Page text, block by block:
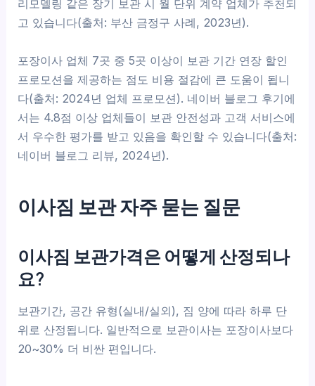
리모델링 같은 장기 보관 시 월 단위 계약 업체가 추천되
고 있습니다(출처: 부산 금정구 사례, 2023년).
포장이사 업체 7곳 중 5곳 이상이 보관 기간 연장 할인
프로모션을 제공하는 점도 비용 절감에 큰 도움이 됩니
다(출처: 2024년 업체 프로모션). 네이버 블로그 후기에
서는 4.8점 이상 업체들이 보관 안전성과 고객 서비스에
서 우수한 평가를 받고 있음을 확인할 수 있습니다(출처:
네이버 블로그 리뷰, 2024년).
이사짐 보관 자주 묻는 질문
이사짐 보관가격은 어떻게 산정되나
요?
보관기간, 공간 유형(실내/실외), 짐 양에 따라 하루 단
위로 산정됩니다. 일반적으로 보관이사는 포장이사보다
20~30% 더 비싼 편입니다.